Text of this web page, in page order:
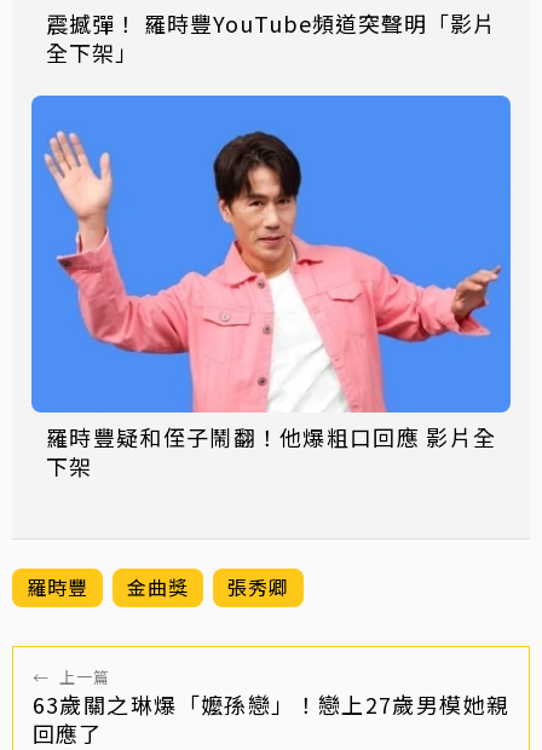
震撼彈！ 羅時豐YouTube頻道突聲明「影片
全下架」
羅時豐疑和侄子鬧翻！他爆粗口回應 影片全
下架
羅時豐 金曲獎 張秀卿
← 上一篇
63歲關之琳爆「嬤孫戀」！戀上27歲男模她親
回應了